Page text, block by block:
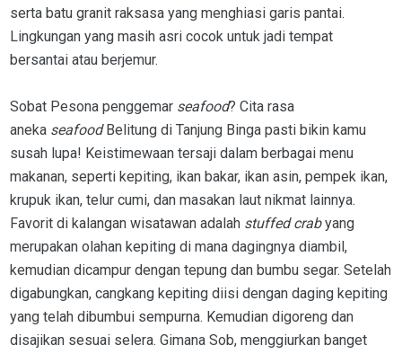
serta batu granit raksasa yang menghiasi garis pantai.
Lingkungan yang masih asri cocok untuk jadi tempat
bersantai atau berjemur.
Sobat Pesona penggemar seafood? Cita rasa
aneka seafood Belitung di Tanjung Binga pasti bikin kamu
susah lupa! Keistimewaan tersaji dalam berbagai menu
makanan, seperti kepiting, ikan bakar, ikan asin, pempek ikan,
krupuk ikan, telur cumi, dan masakan laut nikmat lainnya.
Favorit di kalangan wisatawan adalah stuffed crabyang
merupakan olahan kepiting di mana dagingnya diambil,
kemudian dicampur dengan tepung dan bumbu segar. Setelah
digabungkan, cangkang kepiting diisi dengan daging kepiting
yang telah dibumbui sempurna. Kemudian digoreng dan
disajikan sesuai selera. Gimana Sob, menggiurkan banget